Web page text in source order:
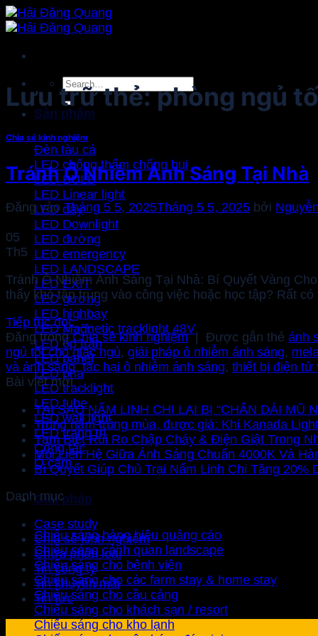
Bỏ
qua
dung
Search
for:
Sản phẩm
Đèn tàu cá
LED chống thấm chống bụi
LED BULB
LED Linear light
LED dây
LED Downlight
LED đường
LED emergency
LED LANDSCAPE
LED EXIT
LED gương
LED highbay
LED Magnetic tracklight 48V
LED ốp trần
LED panel
LED pha
LED tracklight
LED tube
LED wall light
LED trang trí
Công tắc
Ổ cắm
Giải pháp
Chiếu sáng bảng hiệu quảng cáo
Chiếu sáng cảnh quan landscape
Chiếu sáng cho bệnh viện
Chiếu sáng cho các farm stay & home stay
Chiếu sáng cho cầu cảng
Chiếu sáng cho khách sạn / resort
Chiếu sáng cho kho lạnh
Lưu trữ thẻ:phòng ngủ
Chia sẻ kinh nghiệm
Tránh Ô Nhiễm Ánh Sáng Tại Nhà
Đăng vàoTháng 5 5, 2025Tháng 5 5, 2025 bởi
05
Th5
Tránh Ô Nhiễm Ánh Sáng Tại Nhà: Bí Quyết Vàng
thấy khó tập trung vào công việc hoặc học tập? Rất
Tiếp tục đọc→
Đăng trongChia sẻ kinh nghiệm | Được gắn thẻ ánh
ngủ tốt cho giấc ngủ, giải pháp ô nhiễm ánh sáng,
và ánh sáng,tác hại ô nhiễm ánh sáng, thiết bị điện tử
Bài viết mới
TẠI SAO NẤM LINH CHI LẠI BỊ “CHÂN DÀI MŨ
Trồng nấm trúng mùa, được giá: Khi Kanada
Tạm Biệt Rủi Ro Chập Cháy & Điện Giật Trong
Mối Liên Hệ Giữa Ánh Sáng Chuẩn 4000K Và
Bí Quyết Giúp Chủ Trại Nấm Linh Chi Tăng
Danh mục
Case study
Chia sẻ kinh nghiệm
Chưa phân loại
Tin công ty
Tin khuyến mãi
Tin tức